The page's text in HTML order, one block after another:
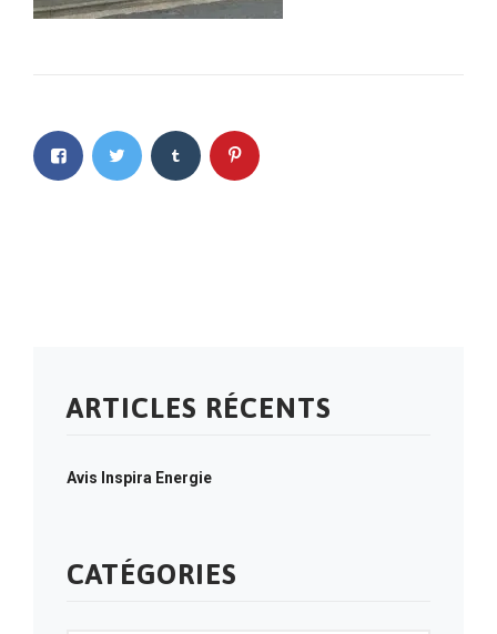
ARTICLES RÉCENTS
Avis Inspira Energie
CATÉGORIES